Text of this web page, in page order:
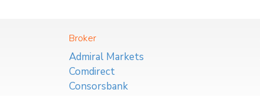
Broker
Admiral Markets
Comdirect
Consorsbank